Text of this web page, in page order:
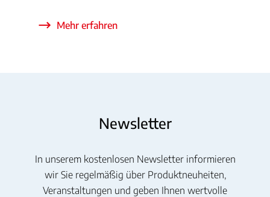
Mehr erfahren
Newsletter
In unserem kostenlosen Newsletter informieren
wir Sie regelmäßig über Produktneuheiten,
Veranstaltungen und geben Ihnen wertvolle